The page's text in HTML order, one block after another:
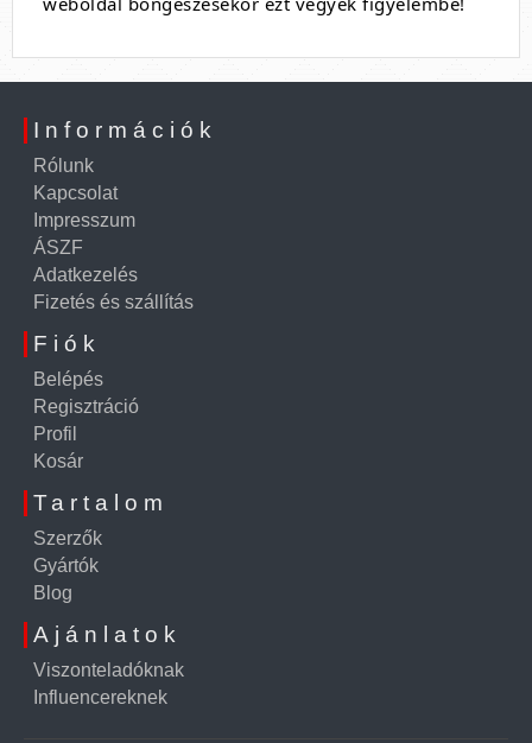
Információk
Rólunk
Kapcsolat
Impresszum
ÁSZF
Adatkezelés
Fizetés és szállítás
Fiók
Belépés
Regisztráció
Profil
Kosár
Tartalom
Szerzők
Gyártók
Blog
Ajánlatok
Viszonteladóknak
Influencereknek